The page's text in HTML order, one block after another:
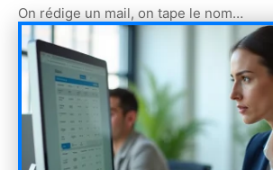
On rédige un mail, on tape le nom…